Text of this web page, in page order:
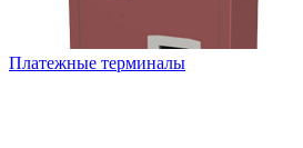
Платежные терминалы